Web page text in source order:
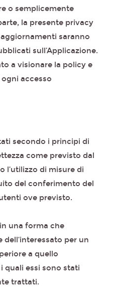
o semplicemente
la presente privacy
saranno
sull’Applicazione.
a visionare la policy e
accesso
secondo i principi di
come previsto dal
l’utilizzo di misure di
del conferimento del
ove previsto.
una forma che
dell‘interessato per un
a quello
quali essi sono stati
trattati.